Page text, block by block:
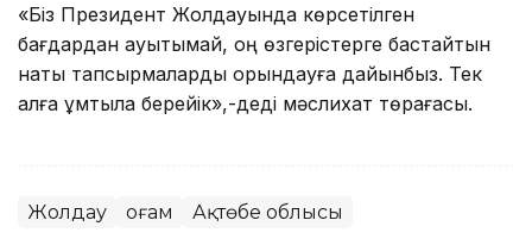
«Біз Президент Жолдауында көрсетілген
бағдардан ауытқымай, оң өзгерістерге бастайтын
нақты тапсырмаларды орындауға дайынбыз. Тек
алға ұмтыла берейік»,-деді мәслихат төрағасы.
Жолдау Қоғам Ақтөбе облысы